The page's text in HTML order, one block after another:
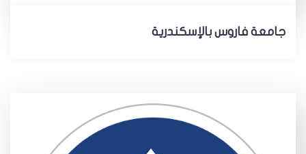
جامعة فاروس بالإسكندرية